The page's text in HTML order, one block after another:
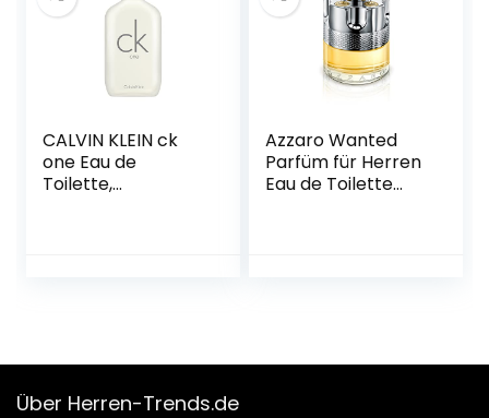
CALVIN KLEIN ck
one Eau de
Toilette,
Azzaro Wanted
Parfüm für Herren
Eau de Toilette
Über Herren-Trends.de